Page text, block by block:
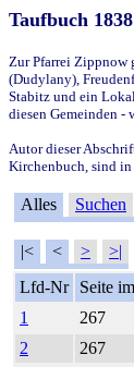
Taufbuch
Zur Pfarrei Zippnow
(Dudylany),
Stabitz und ein
diesen Gemeinden -
Autor dieser
Kirchenbuch, sind in
Alles Suchen
|< < > >|
Lfd-Nr
Seite
1
267
2
267